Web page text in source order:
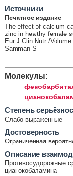
Источники
Печатное издание
The effect of calcium
zinc in healthy female
Eur J Clin Nutr /
Samman S
Молекулы:
Cтепень
Слабо выраженные
Достоверность
Ограниченная
Описание
Противосудорожные
цианокобаламина